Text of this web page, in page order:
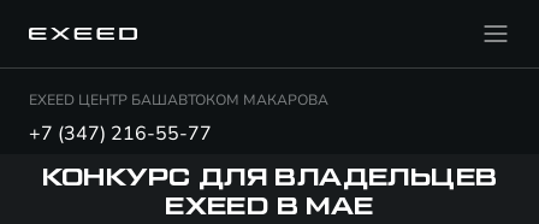
EXEED ЦЕНТР БАШАВТОКОМ МАКАРОВА
+7 (347) 216-55-77
КОНКУРС ДЛЯ ВЛАДЕЛЬЦЕВ
EXEED В МАЕ